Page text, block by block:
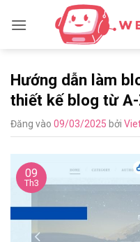
qua
Hướng dẫn làm
thiết kế blog từ
Đăng vào 09/03/2025 bởi
09
Th3